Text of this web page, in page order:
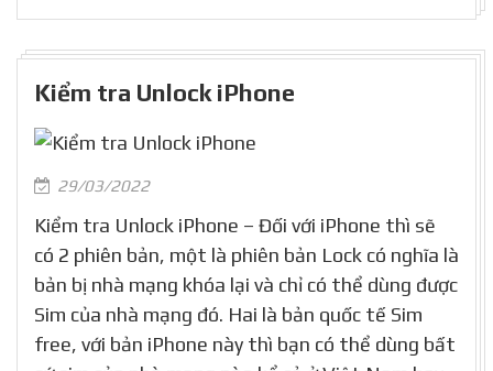
Kiểm tra Unlock iPhone
29/03/2022
Kiểm tra Unlock iPhone – Đối với iPhone thì sẽ
có 2 phiên bản, một là phiên bản Lock có nghĩa là
bản bị nhà mạng khóa lại và chỉ có thể dùng được
Sim của nhà mạng đó. Hai là bản quốc tế Sim
free, với bản iPhone này thì bạn có thể dùng bất